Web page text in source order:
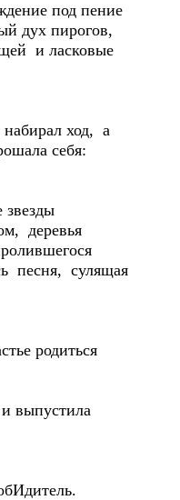
под пение
дух пирогов,
и ласковые
ход, а
себя:
звезды
деревья
песня, сулящая
родиться
выпустила